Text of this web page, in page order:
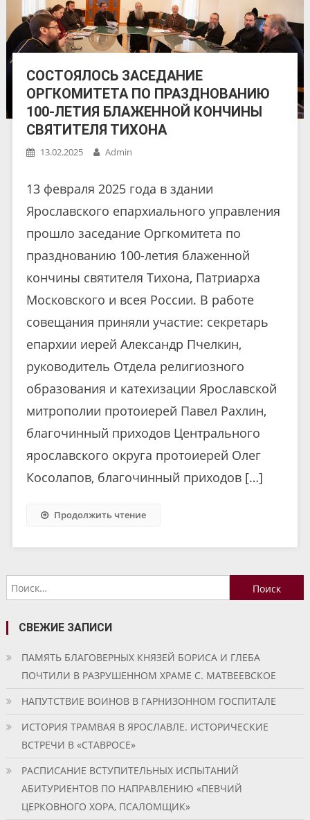
СОСТОЯЛОСЬ ЗАСЕДАНИЕ
ОРГКОМИТЕТА ПО ПРАЗДНОВАНИЮ
100-ЛЕТИЯ БЛАЖЕННОЙ КОНЧИНЫ
СВЯТИТЕЛЯ ТИХОНА
13.02.2025 Admin
13 февраля 2025 года в здании
Ярославского епархиального управления
прошло заседание Оргкомитета по
празднованию 100-летия блаженной
кончины святителя Тихона, Патриарха
Московского и всея России. В работе
совещания приняли участие: секретарь
епархии иерей Александр Пчелкин,
руководитель Отдела религиозного
образования и катехизации Ярославской
митрополии протоиерей Павел Рахлин,
благочинный приходов Центрального
ярославского округа протоиерей Олег
Косолапов, благочинный приходов […]
Продолжить чтение
Найти:
СВЕЖИЕ ЗАПИСИ
ПАМЯТЬ БЛАГОВЕРНЫХ КНЯЗЕЙ БОРИСА И ГЛЕБА
ПОЧТИЛИ В РАЗРУШЕННОМ ХРАМЕ С. МАТВЕЕВСКОЕ
НАПУТСТВИЕ ВОИНОВ В ГАРНИЗОННОМ ГОСПИТАЛЕ
ИСТОРИЯ ТРАМВАЯ В ЯРОСЛАВЛЕ. ИСТОРИЧЕСКИЕ
ВСТРЕЧИ В «СТАВРОСЕ»
РАСПИСАНИЕ ВСТУПИТЕЛЬНЫХ ИСПЫТАНИЙ
АБИТУРИЕНТОВ ПО НАПРАВЛЕНИЮ «ПЕВЧИЙ
ЦЕРКОВНОГО ХОРА, ПСАЛОМЩИК»